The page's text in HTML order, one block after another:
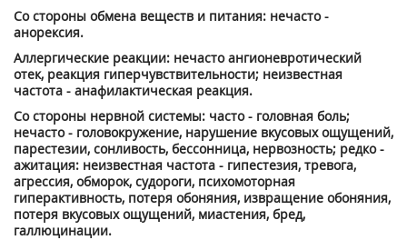
Со стороны обмена веществ и питания: нечасто -
анорексия.
Аллергические реакции: нечасто ангионевротический
отек, реакция гиперчувствительности; неизвестная
частота - анафилактическая реакция.
Со стороны нервной системы: часто - головная боль;
нечасто - головокружение, нарушение вкусовых ощущений,
парестезии, сонливость, бессонница, нервозность; редко -
ажитация: неизвестная частота - гипестезия, тревога,
агрессия, обморок, судороги, психомоторная
гиперактивность, потеря обоняния, извращение обоняния,
потеря вкусовых ощущений, миастения, бред,
галлюцинации.